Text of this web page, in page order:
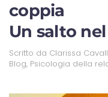
coppia
Un salto
Scritto da Clarissa
Blog, Psicologia della